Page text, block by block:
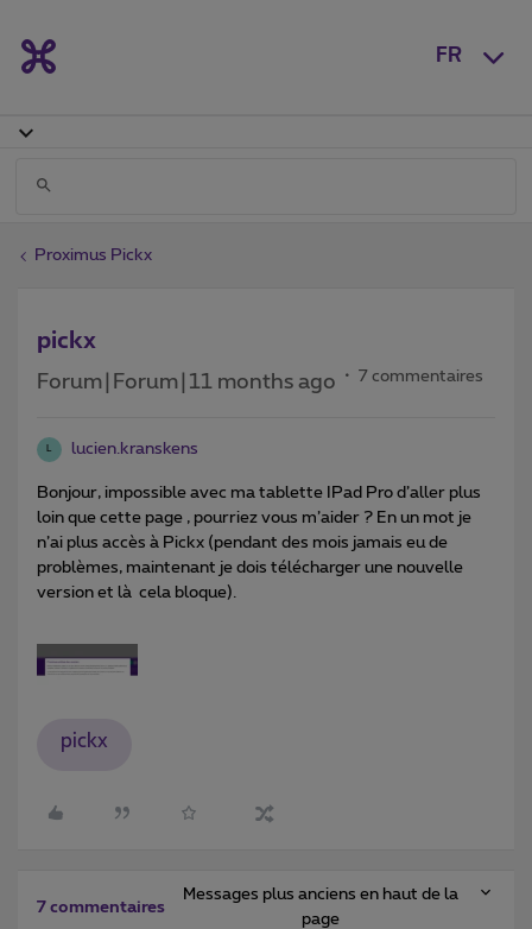
FR
Proximus Pickx
pickx
Forum|Forum|11 months ago 7 commentaires
L lucien.kranskens
Bonjour, impossible avec ma tablette IPad Pro d’aller plus
loin que cette page , pourriez vous m’aider ? En un mot je
n’ai plus accès à Pickx (pendant des mois jamais eu de
problèmes, maintenant je dois télécharger une nouvelle
version et là cela bloque).
pickx
7 commentaires
Messages plus anciens en haut de la
page